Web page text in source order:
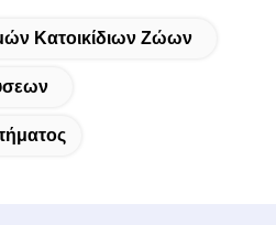
Κατοικίδιων Ζώων